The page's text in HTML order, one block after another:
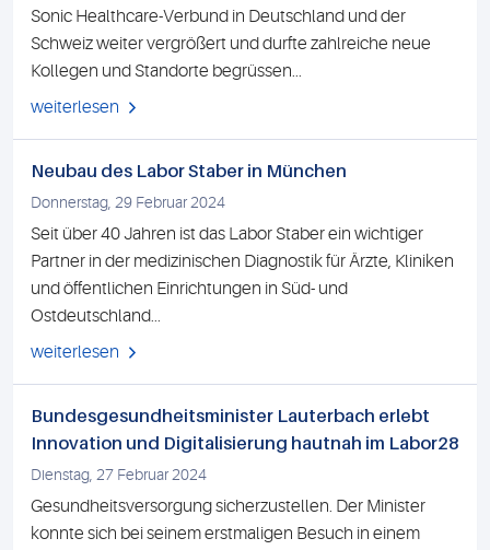
Sonic Healthcare-Verbund in Deutschland und der
Schweiz weiter vergrößert und durfte zahlreiche neue
Kollegen und Standorte begrüssen...
weiterlesen
Neubau des Labor Staber in München
Donnerstag, 29 Februar 2024
Seit über 40 Jahren ist das Labor Staber ein wichtiger
Partner in der medizinischen Diagnostik für Ärzte, Kliniken
und öffentlichen Einrichtungen in Süd- und
Ostdeutschland...
weiterlesen
Bundesgesundheitsminister Lauterbach erlebt
Innovation und Digitalisierung hautnah im Labor28
Dienstag, 27 Februar 2024
Gesundheitsversorgung sicherzustellen. Der Minister
konnte sich bei seinem erstmaligen Besuch in einem